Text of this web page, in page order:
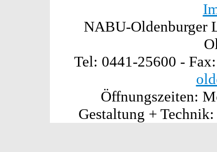
NABU-Oldenburger
Tel: 0441-25600 -
Öffnungszeiten:
Gestaltung +